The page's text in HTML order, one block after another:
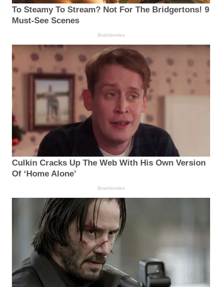
To Steamy To Stream? Not For The Bridgertons! 9
Must-See Scenes
Brainberries
Culkin Cracks Up The Web With His Own Version
Of ‘Home Alone’
Brainberries